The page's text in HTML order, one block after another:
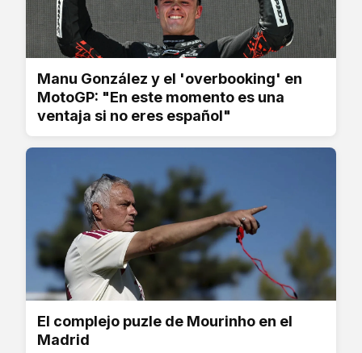
Manu González y el 'overbooking' en
MotoGP: "En este momento es una
ventaja si no eres español"
El complejo puzle de Mourinho en el
Madrid